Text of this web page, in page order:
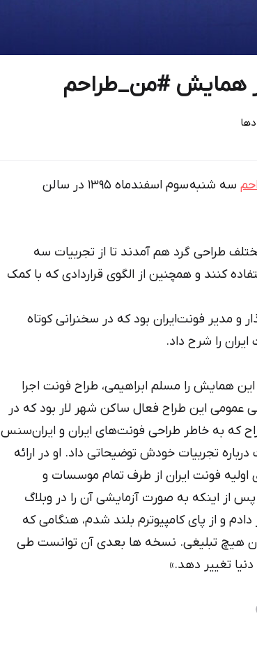
همایش #من_طراحم
سه شنبه سوم اسفندماه 1395 در سالن
در زمینه‌های مختلف طراحی گرد هم آمدند تا از تجربیات سه
کنند و همچنین از الگوی قراردادی که با کمک
و مدیر فونت‌ایران بود که در سخنرانی کوتاه
این همایش را مسلم ابراهیمی، طراح فونت اجرا
عمومی این طراح فعال ساکن شهر لار بود که در
که به خاطر طراحی فونت‌های ایران و ایران‌سنس
تجربیات خودش توضیحاتی داد. او در ارائه
فونت ایران از طرف تمام موسسات و
از اینکه به صورت آزمایشی آن را در وبلاگ
و از پای کامپیوترم بلند شدم، هنگامی که
هیچ تبلیغی. نسخه ها بعدی آن توانست طی
تغییر دهد.»